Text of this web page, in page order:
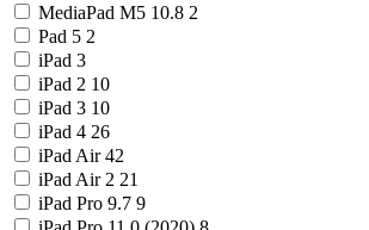
MediaPad M5 10.8 2
Pad 5 2
iPad 3
iPad 2 10
iPad 3 10
iPad 4 26
iPad Air 42
iPad Air 2 21
iPad Pro 9.7 9